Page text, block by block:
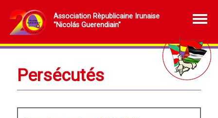
Association Rèpublicaine Irunaise
"Nicolás Guerendiain"
Persécutés